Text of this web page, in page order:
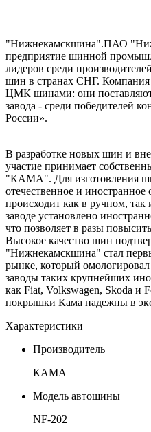
"Нижнекамскшина".ПАО
предприятие шинной
лидеров среди
шин в странах СНГ. Компания
ЦМК шинами: они
завода - среди победителей
России».
В разработке новых шин и
участие принимает
"КАМА". Для изготовления
отечественное и иностранное
происходит как в ручном,
заводе установлено
что позволяет в разы
Высокое качество шин
"Нижнекамскшина" стал
рынке, который
заводы таких крупнейших
как Fiat, Volkswagen, Skoda и
покрышки Кама надежны в
Характеристики
Производитель
КАМА
Модель автошины
NF-202